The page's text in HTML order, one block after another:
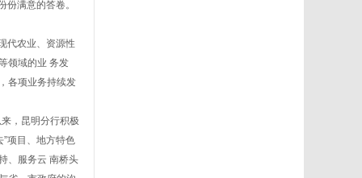
满意的答卷。
代农业、资源性
领域的业 务发
各项业务持续发
，昆明分行积极
项目、地方特色
、服务云 南桥头